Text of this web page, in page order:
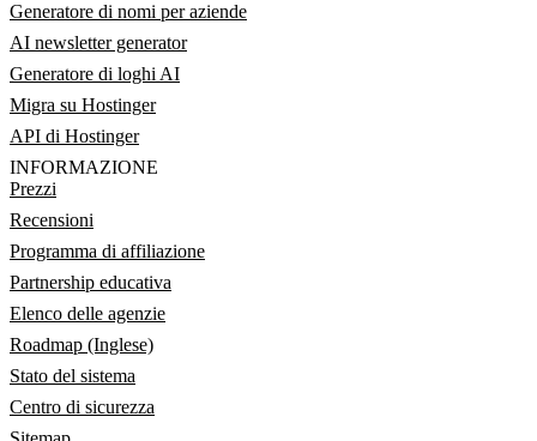
Generatore di nomi per aziende
AI newsletter generator
Generatore di loghi AI
Migra su Hostinger
API di Hostinger
INFORMAZIONE
Prezzi
Recensioni
Programma di affiliazione
Partnership educativa
Elenco delle agenzie
Roadmap (Inglese)
Stato del sistema
Centro di sicurezza